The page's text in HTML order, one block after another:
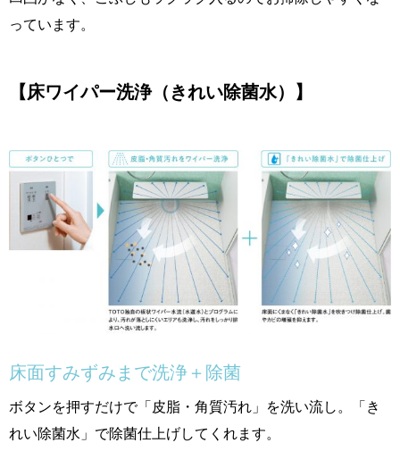
っています。
【床ワイパー洗浄（きれい除菌水）】
床面すみずみまで洗浄＋除菌
ボタンを押すだけで「皮脂・角質汚れ」を洗い流し。「き
れい除菌水」で除菌仕上げしてくれます。